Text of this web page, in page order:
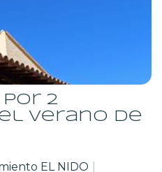
2
verano de
EL NIDO